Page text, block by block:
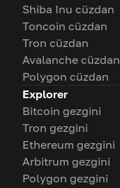
Shiba Inu cüzdan
Toncoin cüzdan
Tron cüzdan
Avalanche cüzdan
Polygon cüzdan
Explorer
Bitcoin gezgini
Tron gezgini
Ethereum gezgini
Arbitrum gezgini
Polygon gezgini